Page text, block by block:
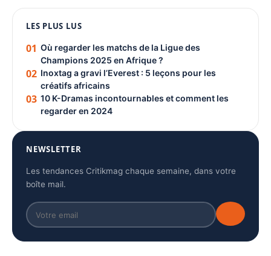
PUBLICITÉ
LES PLUS LUS
01 Où regarder les matchs de la Ligue des
Champions 2025 en Afrique ?
02 Inoxtag a gravi l’Everest : 5 leçons pour les
créatifs africains
03 10 K-Dramas incontournables et comment les
regarder en 2024
NEWSLETTER
Les tendances Critikmag chaque semaine, dans votre
boîte mail.